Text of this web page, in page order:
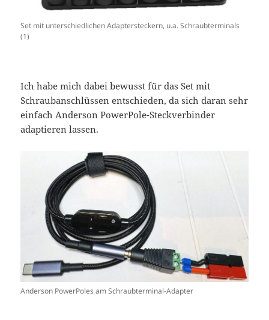
Set mit unterschiedlichen Adaptersteckern, u.a. Schraubterminals
(1)
Ich habe mich dabei bewusst für das Set mit
Schraubanschlüssen entschieden, da sich daran sehr
einfach Anderson PowerPole-Steckverbinder
adaptieren lassen.
Anderson PowerPoles am Schraubterminal-Adapter